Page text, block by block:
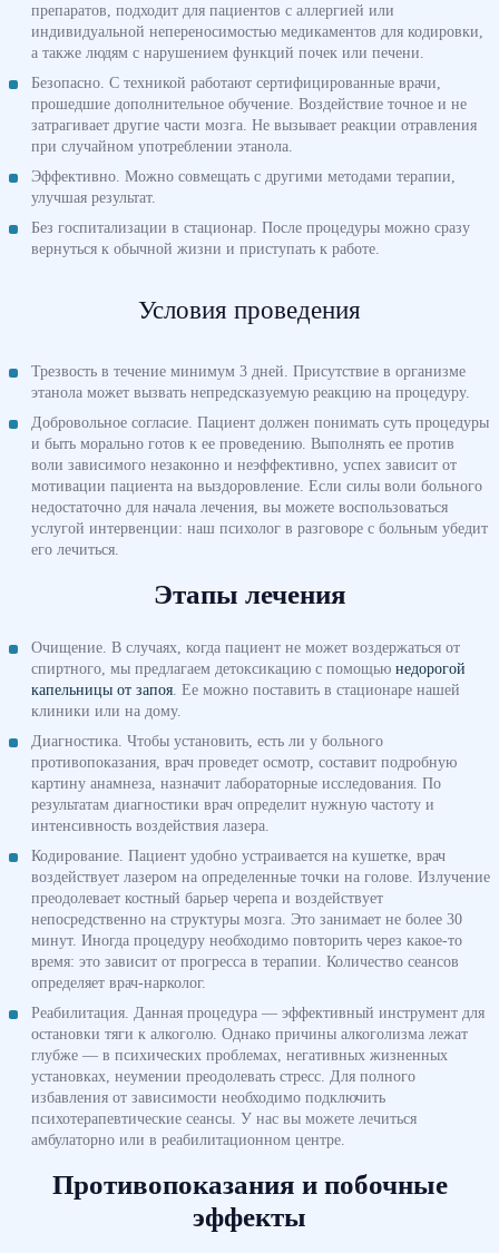
препаратов, подходит для пациентов с аллергией или
индивидуальной непереносимостью медикаментов для кодировки,
а также людям с нарушением функций почек или печени.
Безопасно. С техникой работают сертифицированные врачи,
прошедшие дополнительное обучение. Воздействие точное и не
затрагивает другие части мозга. Не вызывает реакции отравления
при случайном употреблении этанола.
Эффективно. Можно совмещать с другими методами терапии,
улучшая результат.
Без госпитализации в стационар. После процедуры можно сразу
вернуться к обычной жизни и приступать к работе.
Условия проведения
Трезвость в течение минимум 3 дней. Присутствие в организме
этанола может вызвать непредсказуемую реакцию на процедуру.
Добровольное согласие. Пациент должен понимать суть процедуры
и быть морально готов к ее проведению. Выполнять ее против
воли зависимого незаконно и неэффективно, успех зависит от
мотивации пациента на выздоровление. Если силы воли больного
недостаточно для начала лечения, вы можете воспользоваться
услугой интервенции: наш психолог в разговоре с больным убедит
его лечиться.
Этапы лечения
Очищение. В случаях, когда пациент не может воздержаться от
спиртного, мы предлагаем детоксикацию с помощью недорогой
капельницы от запоя. Ее можно поставить в стационаре нашей
клиники или на дому.
Диагностика. Чтобы установить, есть ли у больного
противопоказания, врач проведет осмотр, составит подробную
картину анамнеза, назначит лабораторные исследования. По
результатам диагностики врач определит нужную частоту и
интенсивность воздействия лазера.
Кодирование. Пациент удобно устраивается на кушетке, врач
воздействует лазером на определенные точки на голове. Излучение
преодолевает костный барьер черепа и воздействует
непосредственно на структуры мозга. Это занимает не более 30
минут. Иногда процедуру необходимо повторить через какое-то
время: это зависит от прогресса в терапии. Количество сеансов
определяет врач-нарколог.
Реабилитация. Данная процедура — эффективный инструмент для
остановки тяги к алкоголю. Однако причины алкоголизма лежат
глубже — в психических проблемах, негативных жизненных
установках, неумении преодолевать стресс. Для полного
избавления от зависимости необходимо подключить
психотерапевтические сеансы. У нас вы можете лечиться
амбулаторно или в реабилитационном центре.
Противопоказания и побочные
эффекты